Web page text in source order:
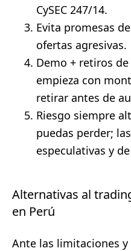
CySEC 247/14.
Evita promesas
ofertas agresivas.
Demo + retiros
empieza con
retirar antes de
Riesgo siempre
puedas perder;
especulativas y
Alternativas al
en Perú
Ante las limitaciones